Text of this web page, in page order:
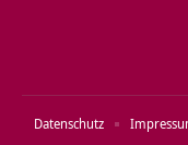
Datenschutz